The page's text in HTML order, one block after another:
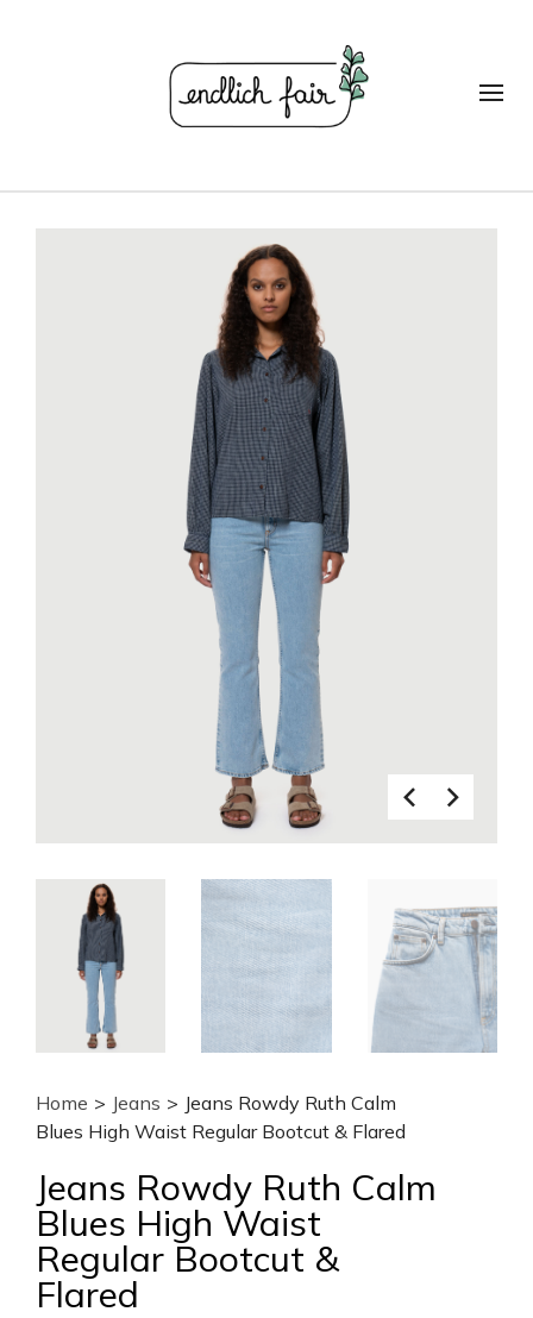
Home > Jeans > Jeans Rowdy Ruth Calm
Blues High Waist Regular Bootcut & Flared
Jeans Rowdy Ruth Calm
Blues High Waist
Regular Bootcut &
Flared